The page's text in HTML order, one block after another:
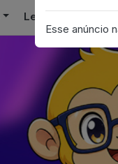
Leilão
Esse anúncio